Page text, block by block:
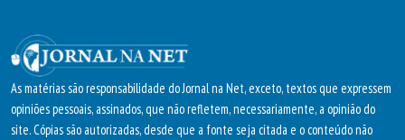
As matérias são responsabilidade do Jornal na Net, exceto, textos que expressem
opiniões pessoais, assinados, que não refletem, necessariamente, a opinião do
site. Cópias são autorizadas, desde que a fonte seja citada e o conteúdo não